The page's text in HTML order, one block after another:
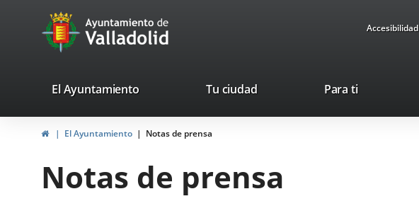
Portal
Web
Ayuntamiento
de
Accesibilidad
valladolid.es
El Ayuntamiento Tu ciudad Para ti
HomeEl Ayuntamiento Notas de prensa
Notas de prensa